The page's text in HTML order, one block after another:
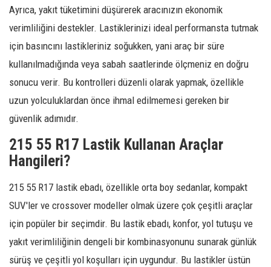
Ayrıca, yakıt tüketimini düşürerek aracınızın ekonomik
verimliliğini destekler. Lastiklerinizi ideal performansta tutmak
için basıncını lastikleriniz soğukken, yani araç bir süre
kullanılmadığında veya sabah saatlerinde ölçmeniz en doğru
sonucu verir. Bu kontrolleri düzenli olarak yapmak, özellikle
uzun yolculuklardan önce ihmal edilmemesi gereken bir
güvenlik adımıdır.
215 55 R17 Lastik Kullanan Araçlar
Hangileri?
215 55 R17 lastik ebadı, özellikle orta boy sedanlar, kompakt
SUV'ler ve crossover modeller olmak üzere çok çeşitli araçlar
için popüler bir seçimdir. Bu lastik ebadı, konfor, yol tutuşu ve
yakıt verimliliğinin dengeli bir kombinasyonunu sunarak günlük
sürüş ve çeşitli yol koşulları için uygundur. Bu lastikler üstün